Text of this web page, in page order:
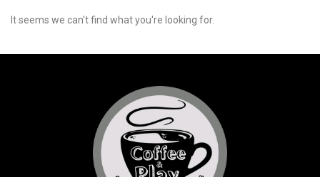
It seems we can't find what you're looking for.